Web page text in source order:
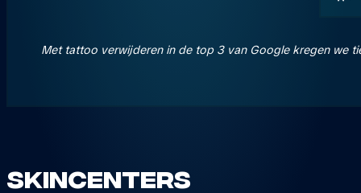
Met tattoo verwijderen in de top 3 van Google kregen we
Skincenters